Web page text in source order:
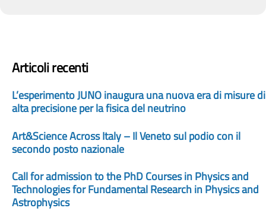
Articoli recenti
L’esperimento JUNO inaugura una nuova era di misure di
alta precisione per la fisica del neutrino
Art&Science Across Italy – Il Veneto sul podio con il
secondo posto nazionale
Call for admission to the PhD Courses in Physics and
Technologies for Fundamental Research in Physics and
Astrophysics